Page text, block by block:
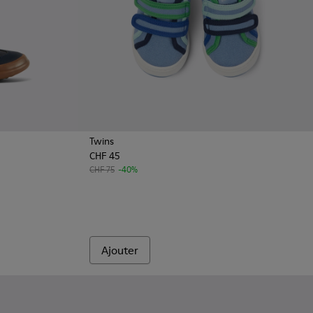
pour enfant.
- Baskets en cuir bleu foncé
bleues en cuir et tissu pour enfant
Twins
CHF 45
CHF 75 -40%
Ajouter